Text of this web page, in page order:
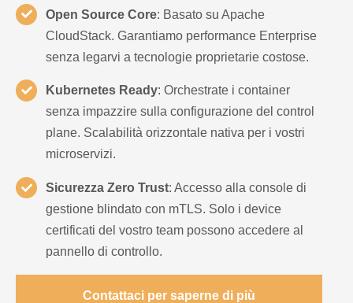
Open Source Core: Basato su Apache
CloudStack. Garantiamo performance Enterprise
senza legarvi a tecnologie proprietarie costose.
Kubernetes Ready: Orchestrate i container
senza impazzire sulla configurazione del control
plane. Scalabilità orizzontale nativa per i vostri
microservizi.
Sicurezza Zero Trust: Accesso alla console di
gestione blindato con mTLS. Solo i device
certificati del vostro team possono accedere al
pannello di controllo.
Contattaci per saperne di più